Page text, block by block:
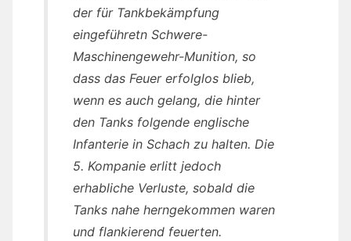
der für Tankbekämpfung
eingeführetn Schwere-
Maschinengewehr-Munition, so
dass das Feuer erfolglos blieb,
wenn es auch gelang, die hinter
den Tanks folgende englische
Infanterie in Schach zu halten. Die
5. Kompanie erlitt jedoch
erhabliche Verluste, sobald die
Tanks nahe herngekommen waren
und flankierend feuerten.